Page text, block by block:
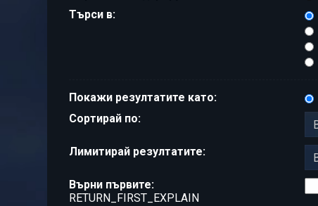
Търси в:
Покажи резултатите като:
Сортирай по:
Лимитирай резултатите:
Върни първите:
RETURN_FIRST_EXPLAIN